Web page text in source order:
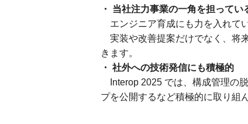
・ 当社注力事業の一角を担ってい
エンジニア育成にも力を入れてい
実装や改善提案だけでなく、将
きます。
・ 社外への技術発信にも積極的
Interop 2025 では、構成管理の
プを公開するなど積極的に取り組